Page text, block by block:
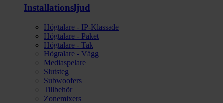
Installationsljud
Högtalare - IP-Klassade
Högtalare - Paket
Högtalare - Tak
Högtalare - Vägg
Mediaspelare
Slutsteg
Subwoofers
Tillbehör
Zonemixers